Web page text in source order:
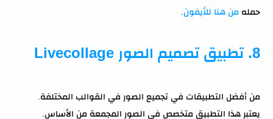
حمله من هنا للأيفون
8. تطبيق تصميم الصور Livecollage
من أفضل التطبيقات في تجميع الصور في القوالب المختلفة.
يعتبر هذا التطبيق متخصص في الصور المجمعة من الأساس.